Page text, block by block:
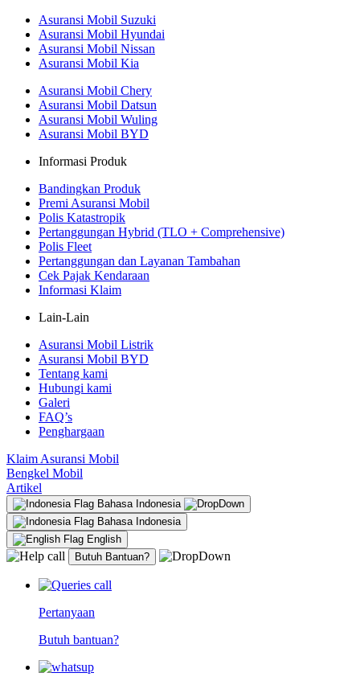
Asuransi Mobil Suzuki
Asuransi Mobil Hyundai
Asuransi Mobil Nissan
Asuransi Mobil Kia
Asuransi Mobil Chery
Asuransi Mobil Datsun
Asuransi Mobil Wuling
Asuransi Mobil BYD
Informasi Produk
Bandingkan Produk
Premi Asuransi Mobil
Polis Katastropik
Pertanggungan Hybrid (TLO + Comprehensive)
Polis Fleet
Pertanggungan dan Layanan Tambahan
Cek Pajak Kendaraan
Informasi Klaim
Lain-Lain
Asuransi Mobil Listrik
Asuransi Mobil BYD
Tentang kami
Hubungi kami
Galeri
FAQ’s
Penghargaan
Klaim Asuransi Mobil
Bengkel Mobil
Artikel
Bahasa Indonesia
Bahasa Indonesia
English
Butuh Bantuan?
Pertanyaan
Butuh bantuan?